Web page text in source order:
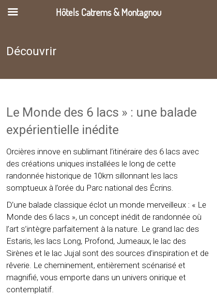
Découvrir
Le Monde des 6 lacs » : une balade
expérientielle inédite
Orcières innove en sublimant l’itinéraire des 6 lacs avec
des créations uniques installées le long de cette
randonnée historique de 10km sillonnant les lacs
somptueux à l’orée du Parc national des Écrins.
D’une balade classique éclot un monde merveilleux : « Le
Monde des 6 lacs », un concept inédit de randonnée où
l’art s’intègre parfaitement à la nature. Le grand lac des
Estaris, les lacs Long, Profond, Jumeaux, le lac des
Sirènes et le lac Jujal sont des sources d’inspiration et de
rêverie. Le cheminement, entièrement scénarisé et
magnifié, vous emporte dans un univers onirique et
contemplatif.
Hôtels Catrems & Montagnou